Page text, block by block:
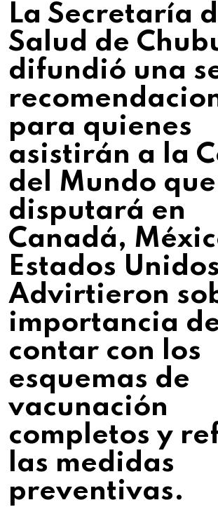
La Secretaría
Salud de
difundió una
para quienes
asistirán a la
del Mundo que
disputará en
Canadá,
Estados
Advirtieron
importancia
contar con los
esquemas de
vacunación
completos y
las medidas
preventivas.